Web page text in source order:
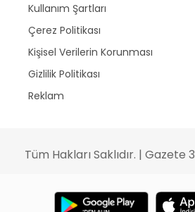
Kullanım Şartları
Çerez Politikası
Kişisel Verilerin Korunması
Gizlilik Politikası
Reklam
Tüm Hakları Saklıdır. | Gazete 3